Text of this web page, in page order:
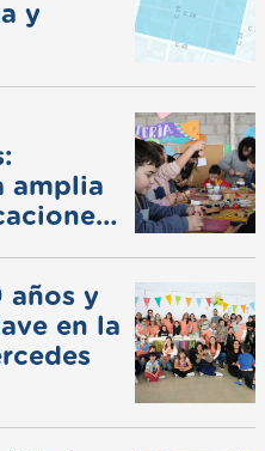
y
amplia
años y
en la